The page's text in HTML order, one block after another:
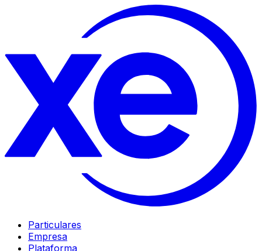
Particulares
Empresa
Plataforma